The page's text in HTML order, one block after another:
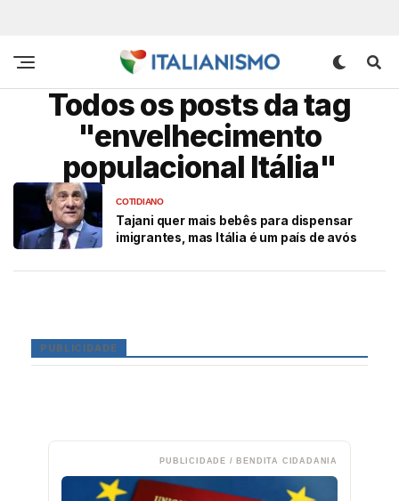
Todos os posts da tag
"envelhecimento
populacional Itália"
COTIDIANO
Tajani quer mais bebês para dispensar
imigrantes, mas Itália é um país de avós
PUBLICIDADE
PUBLICIDADE / BENDITA CIDADANIA